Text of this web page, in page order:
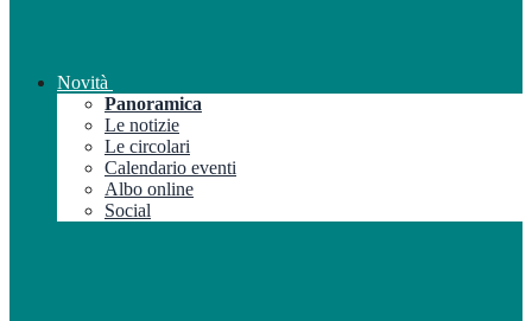
Novità
Panoramica
Le notizie
Le circolari
Calendario eventi
Albo online
Social